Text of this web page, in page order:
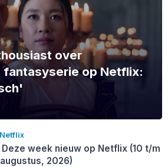
over
op Netflix:
Netflix
Deze week nieuw op Netflix (10 t/m
2026)